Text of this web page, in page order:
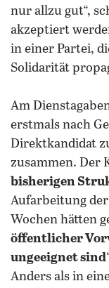
nur allzu gut“,
akzeptiert
in einer Partei,
Solidarität
Am
erstmals nach
Direktkandidat
zusammen. Der
bisherigen
Aufarbeitung
Wochen hätten
öffentlicher
ungeeignet sind
Anders als in